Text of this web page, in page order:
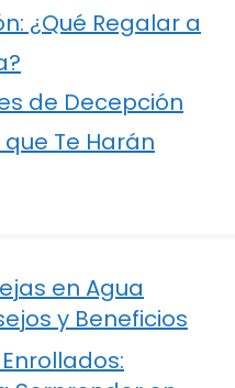
¿Qué Regalar a
de Decepción
Te Harán
en Agua
y Beneficios